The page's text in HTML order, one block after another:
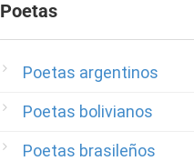
Poetas
Poetas argentinos
Poetas bolivianos
Poetas brasileños